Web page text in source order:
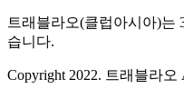
트래블라오(클럽아시아)는
습니다.
Copyright 2022. 트래블라오